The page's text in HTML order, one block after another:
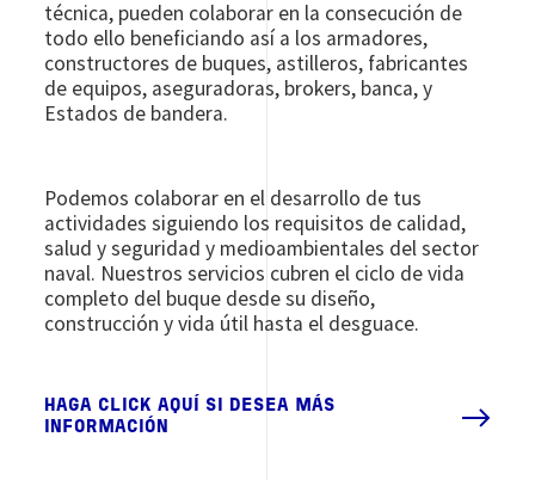
técnica, pueden colaborar en la consecución de
todo ello beneficiando así a los armadores,
constructores de buques, astilleros, fabricantes
de equipos, aseguradoras, brokers, banca, y
Estados de bandera.
Podemos colaborar en el desarrollo de tus
actividades siguiendo los requisitos de calidad,
salud y seguridad y medioambientales del sector
naval. Nuestros servicios cubren el ciclo de vida
completo del buque desde su diseño,
construcción y vida útil hasta el desguace.
HAGA CLICK AQUÍ SI DESEA MÁS
INFORMACIÓN